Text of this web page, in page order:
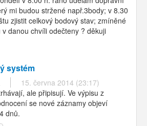
mi budou stržené např.3body; v 8.30
zjistit celkový bodový stav; zmíněné
danou chvíli odečteny ? děkuji
systém
15. června 2014 (23:17)
ale připisují. Ve výpisu z
se nové záznamy objeví
dnů.